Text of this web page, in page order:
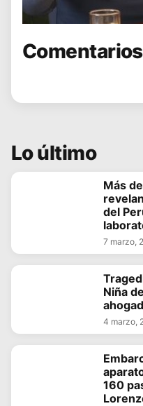
Comentarios
Lo último
Más
del
7 marzo,
Niña
4 marzo,
160